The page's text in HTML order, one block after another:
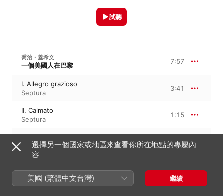
試聽
喬治・蓋希文
一個美國人在巴黎 7:57
I. Allegro grazioso
Septura
3:41
II. Calmato
Septura
1:15
Septura
1:27
Septura
1:33
選擇另一個國家或地區來查看你所在地點的專屬內
容
美國 (繁體中文台灣) 繼續